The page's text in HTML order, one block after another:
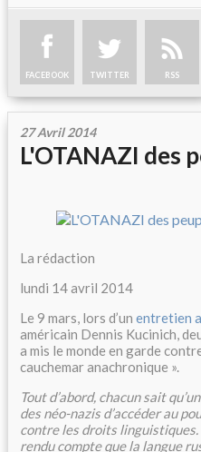
FACEBOOK TWITTER RSS
27 Avril 2014
L'OTANAZI des
La rédaction
lundi 14 avril 2014
Le 9 mars, lors d’un entretien
américain Dennis Kucinich,
a mis le monde en garde
cauchemar anachronique ».
Tout d’abord, chacun sait
des néo-nazis d’accéder au
contre les droits linguistiques.
rendu compte que la langue